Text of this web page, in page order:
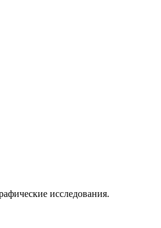
исследования.